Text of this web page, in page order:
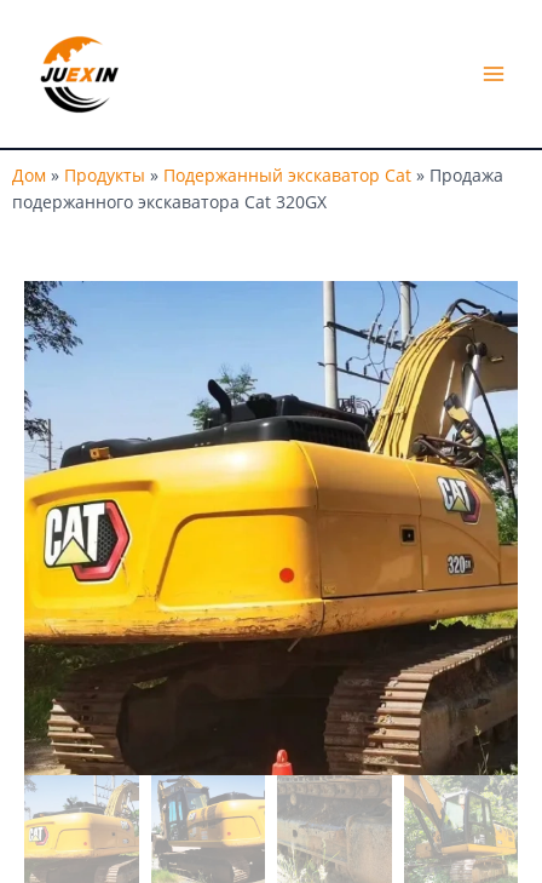
содержимому
Дом » Продукты » Подержанный экскаватор Cat » Продажа
подержанного экскаватора Cat 320GX